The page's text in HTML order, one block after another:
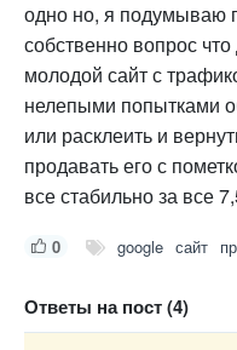
одно но, я подумываю
собственно вопрос
молодой сайт с
нелепыми попытками
или расклеить и
продавать его с
все стабильно за все
0 google сайт
Ответы на пост (4)